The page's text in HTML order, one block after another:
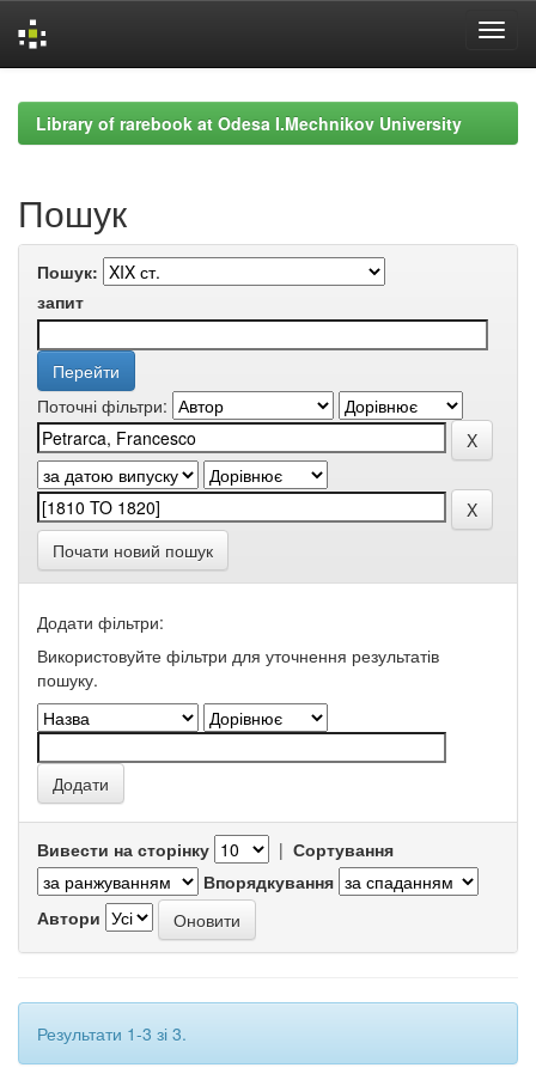
navigationLibrary of rarebook at Odesa I.Mechnikov University
Пошук
Пошук:
запит
Поточні фільтри:
Почати новий пошук
Додати фільтри:
Використовуйте фільтри для уточнення результатів
пошуку.
Вивести на сторінку | Сортування
Впорядкування
Автори
Результати 1-3 зі 3.